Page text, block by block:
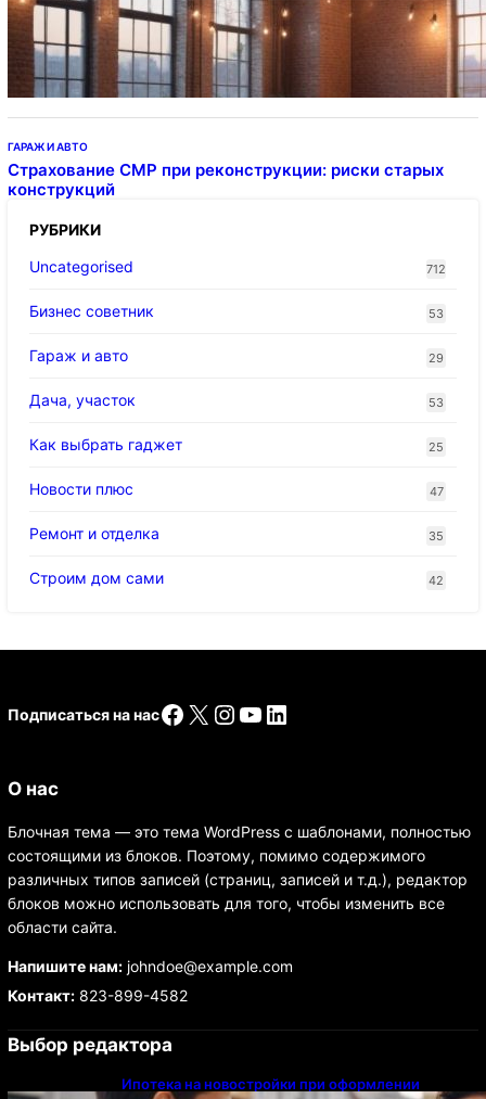
Подвесные светодиодные светильники на
тросе
ГАРАЖ И АВТО
Страхование СМР при реконструкции: риски старых
конструкций
РУБРИКИ
Uncategorised
712
Бизнес советник 53
Гараж и авто 29
Дача, участок 53
Как выбрать гаджет 25
Новости плюс 47
Ремонт и отделка 35
Строим дом сами 42
Подписаться на насFacebook
X Instagram
YouTube
LinkedIn
О нас
Блочная тема — это тема WordPress с шаблонами, полностью
состоящими из блоков. Поэтому, помимо содержимого
различных типов записей (страниц, записей и т.д.), редактор
блоков можно использовать для того, чтобы изменить все
области сайта.
Напишите нам:johndoe@example.com
Контакт:823-899-4582
Выбор редактора
Ипотека на новостройки при оформлении